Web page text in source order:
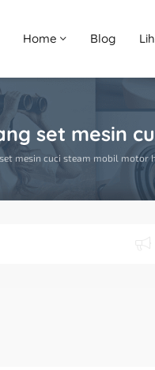
Home Blog
set mesin
mesin cuci steam mobil motor